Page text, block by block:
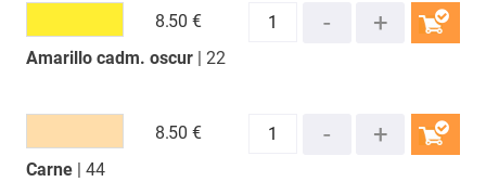
Amarillo cadm. oscur| 22
8.50 €
Carne| 44
8.50 €